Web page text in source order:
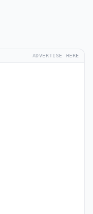
ADVERTISE HERE